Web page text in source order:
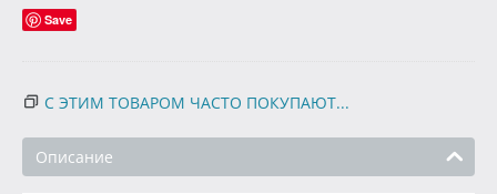
Save
С ЭТИМ ТОВАРОМ ЧАСТО ПОКУПАЮТ...
Описание